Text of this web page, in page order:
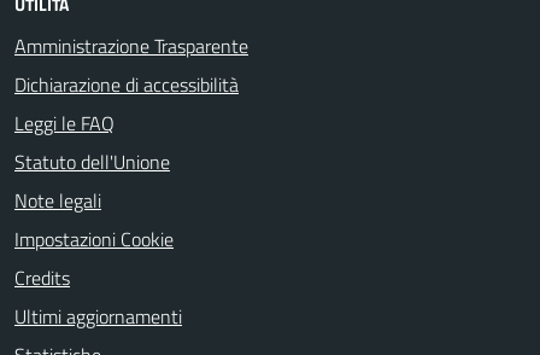
Amministrazione Trasparente
Dichiarazione di accessibilità
Leggi le FAQ
Statuto dell'Unione
Note legali
Impostazioni Cookie
Credits
Ultimi aggiornamenti